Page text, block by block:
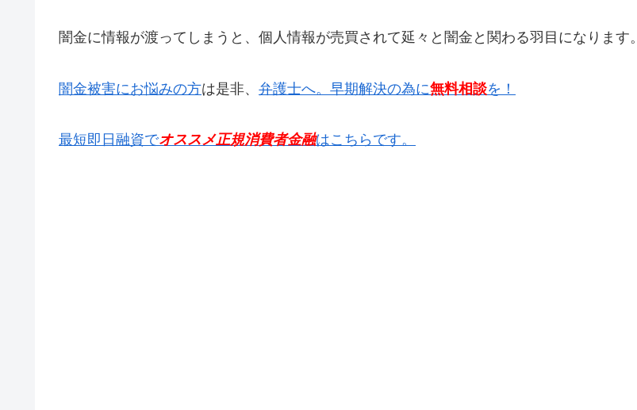
闇金に情報が渡ってしまうと、個人情報が売買されて延々と闇金と関わる羽目になります。
闇金被害にお悩みの方は是非、 弁護士へ。早期解決の為に無料相談を！
最短即日融資でオススメ正規消費者金融はこちらです。